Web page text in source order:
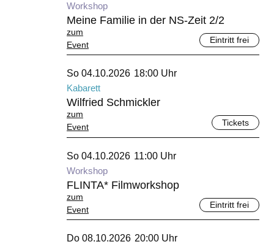
Workshop
Eintritt frei
Meine Familie in der NS-Zeit 2/2
zum
Event
Oktober 2026
So 04.10.2026 18:00 Uhr
Kabarett
Tickets
Wilfried Schmickler
zum
Event
Oktober 2026
So 04.10.2026 11:00 Uhr
Workshop
Eintritt frei
FLINTA* Filmworkshop
zum
Event
Oktober 2026
Do 08.10.2026 20:00 Uhr